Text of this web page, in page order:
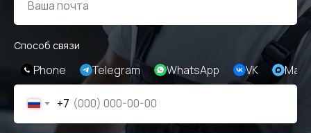
Способ связи
Phone Telegram WhatsApp VK Max
+7